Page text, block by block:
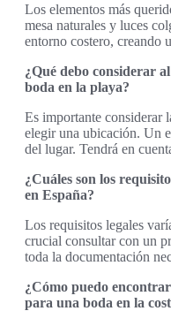
Los elementos más
mesa naturales y luces
entorno costero, creando
¿Qué debo considerar
boda en la playa?
Es importante considerar
elegir una ubicación. Un
del lugar. Tendrá en
¿Cuáles son los
en España?
Los requisitos legales
crucial consultar con un
toda la documentación
¿Cómo puedo
para una boda en la